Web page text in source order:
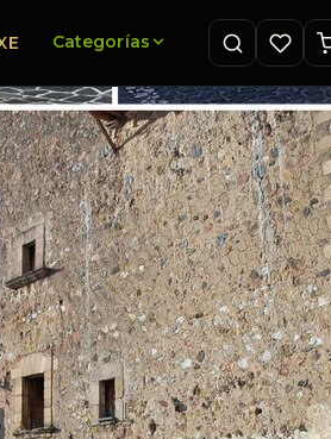
Categorías